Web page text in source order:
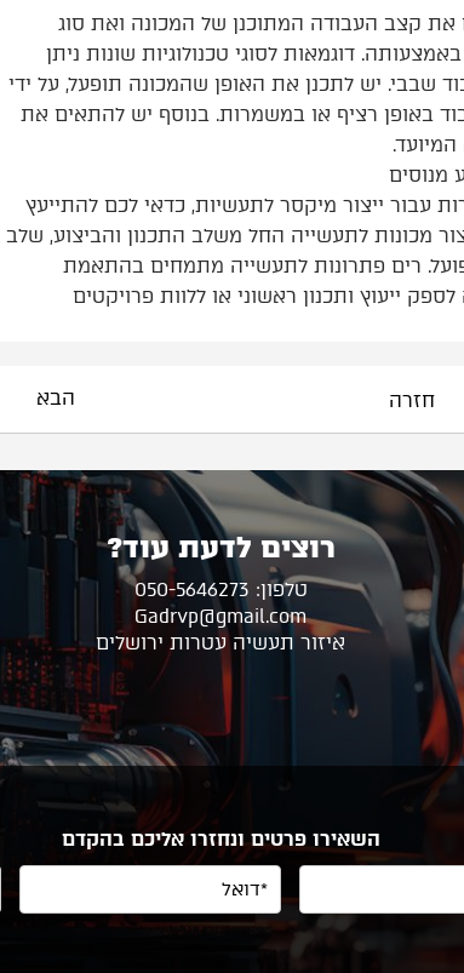
את קצב העבודה המתוכנן של המכונה ואת סוג
דוגמאות לסוגי טכנולוגיות שונות ניתן
שבבי. יש לתכנן את האופן שהמכונה תופעל, על ידי
באופן רציף או במשמרות. בנוסף יש להתאים את
מנוסים
עבור ייצור מיקסר לתעשיות, כדאי לכם להתייעץ
מכונות לתעשייה החל משלב התכנון והביצוע, שלב
רים פתרונות לתעשייה מתמחים בהתאמת
ייעוץ ותכנון ראשוני או ללוות פרויקטים
חזרה הבא
רוצים לדעת עוד?
טלפון: 050-5646273
Gadrvp@gmail.com
איזור תעשיה עטרות ירושלים
השאירו פרטים ונחזרו אליכם בהקדם